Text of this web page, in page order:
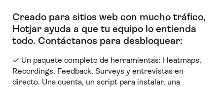
Creado para sitios web con mucho tráfico,
Hotjar ayuda a que tu equipo lo entienda
todo. Contáctanos para desbloquear:
✓ Un paquete completo de herramientas: Heatmaps,
Recordings, Feedback, Surveys y entrevistas en
directo. Una cuenta, un script para instalar, una